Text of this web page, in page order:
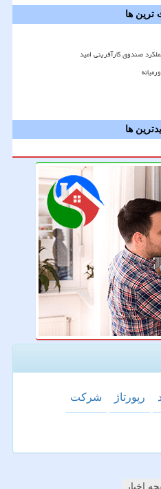
ترین ها
صندوق کارآفرینی امید
ها
رپورتاژ شركت
اخبار